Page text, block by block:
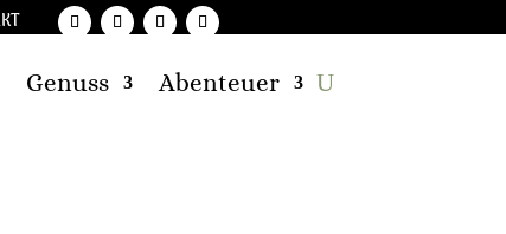
Genuss Abenteuer